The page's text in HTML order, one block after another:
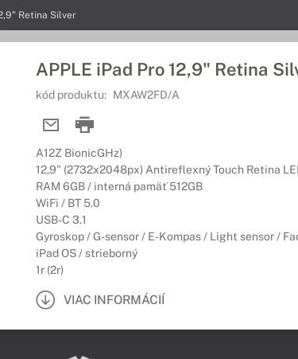
Retina Silver
APPLE iPad Pro 12,9" Retina
kód produktu: MXAW2FD/A
A12Z BionicGHz)
12,9" (2732x2048px) Antireflexný Touch Retina
RAM 6GB / interná pamäť 512GB
WiFi / BT 5.0
USB-C 3.1
Gyroskop / G-sensor / E-Kompas / Light sensor /
iPad OS / strieborný
1r (2r)
VIAC INFORMÁCIÍ